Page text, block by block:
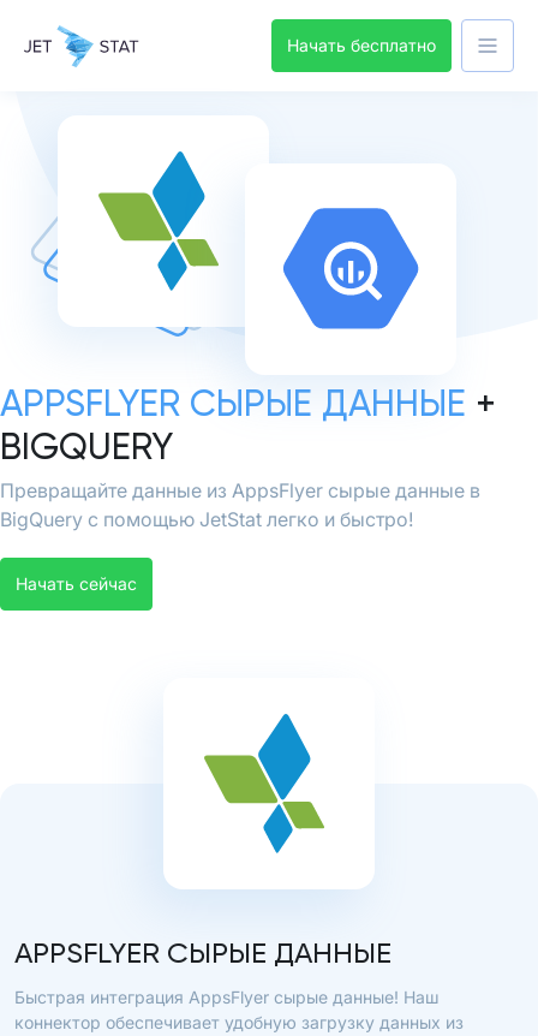
Начать бесплатно
APPSFLYER СЫРЫЕ ДАННЫЕ +
BIGQUERY
Превращайте данные из AppsFlyer сырые данные в
BigQuery с помощью JetStat легко и быстро!
Начать сейчас
APPSFLYER СЫРЫЕ ДАННЫЕ
Быстрая интеграция AppsFlyer сырые данные! Наш
коннектор обеспечивает удобную загрузку данных из